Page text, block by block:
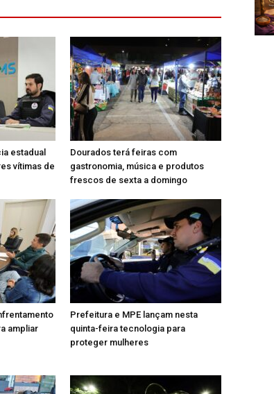
estadual
vítimas de
Dourados terá feiras com
gastronomia, música e produtos
frescos de sexta a domingo
ampliar
Prefeitura e MPE lançam nesta
quinta-feira tecnologia para
proteger mulheres